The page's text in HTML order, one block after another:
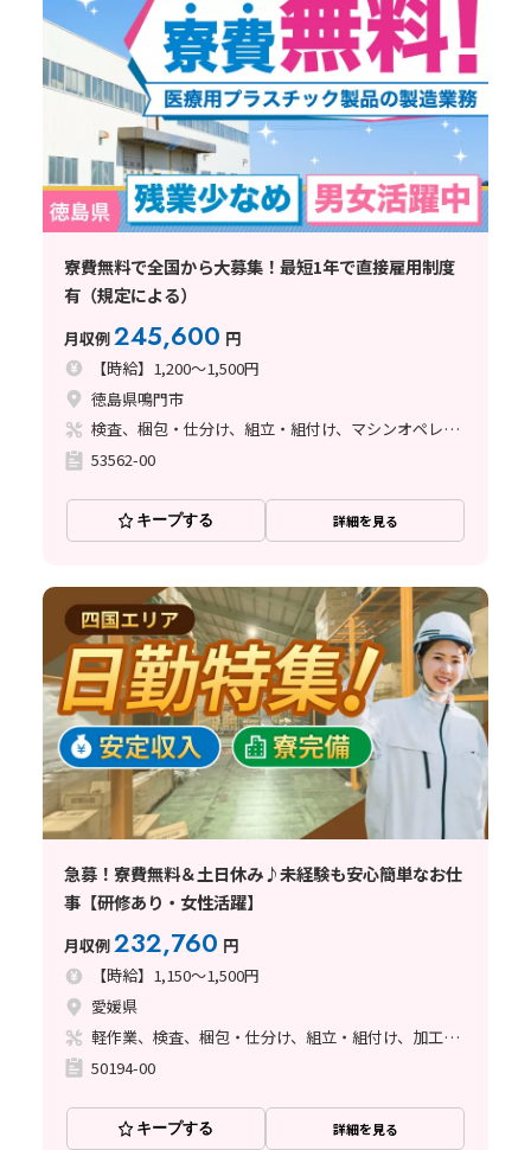
寮費無料で全国から大募集！最短1年で直接雇用制度
有（規定による）
月収例245,600 円
【時給】1,200～1,500円
徳島県鳴門市
検査、梱包・仕分け、組立・組付け、マシンオペレーター、クリーンルーム、立ち作業
53562-00
キープする 詳細を見る
急募！寮費無料＆土日休み♪未経験も安心簡単なお仕
事【研修あり・女性活躍】
月収例232,760 円
【時給】1,150～1,500円
愛媛県
軽作業、検査、梱包・仕分け、組立・組付け、加工、マシンオペレーター、クリーンルーム、清掃・洗浄、ライン作業、立ち作業
50194-00
キープする 詳細を見る